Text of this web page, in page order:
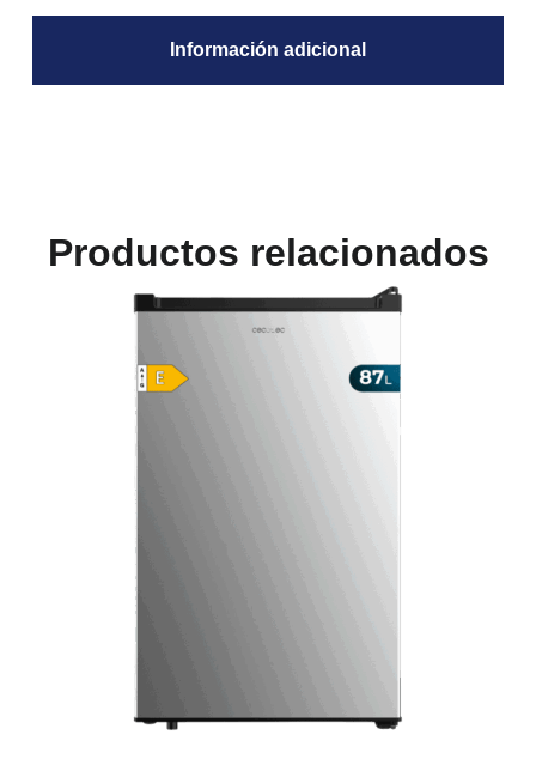
Información adicional
Productos relacionados